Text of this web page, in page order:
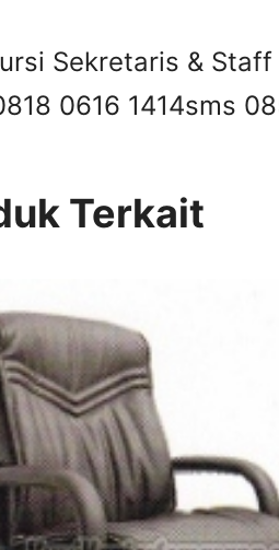
Sekretaris &
0616 1414sms
Terkait